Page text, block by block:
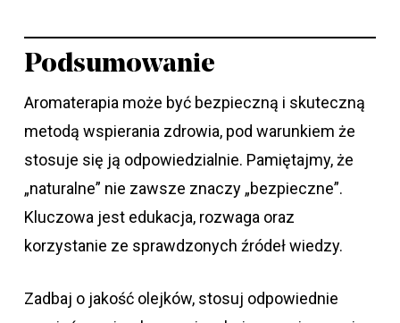
Podsumowanie
Aromaterapia może być bezpieczną i skuteczną
metodą wspierania zdrowia, pod warunkiem że
stosuje się ją odpowiedzialnie. Pamiętajmy, że
„naturalne” nie zawsze znaczy „bezpieczne”.
Kluczowa jest edukacja, rozwaga oraz
korzystanie ze sprawdzonych źródeł wiedzy.
Zadbaj o jakość olejków, stosuj odpowiednie